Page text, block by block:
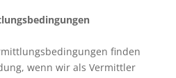
finden
wenn wir als Vermittler